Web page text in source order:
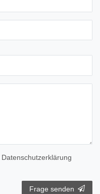
Daten­schutz­erklärung
Frage senden